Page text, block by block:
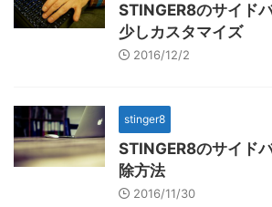
STINGER8のサイド
少しカスタマイズ
2016/12/2
stinger8
STINGER8のサイド
除方法
2016/11/30